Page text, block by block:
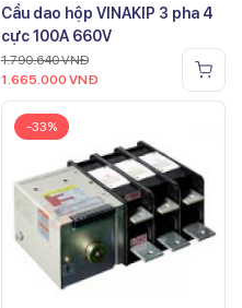
Cầu dao hộp VINAKIP 3 pha 4
cực 100A 660V
1.790.640VNĐ
1.665.000 VNĐ
-33%